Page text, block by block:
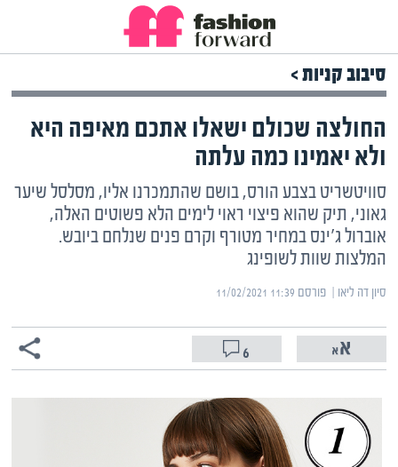
סיבוב קניות >
החולצה שכולם ישאלו אתכם מאיפה היא
ולא יאמינו כמה עלתה
סוויטשריט בצבע הורס, בושם שהתמכרנו אליו, מסלסל שיער
גאוני, תיק שהוא פיצוי ראוי לימים הלא פשוטים האלה,
אוברול ג'ינס במחיר מטורף וקרם פנים שנלחם ביובש.
המלצות שוות לשופינג
סיון דה ליאו | ‏פורסם ‎11/02/2021 11:39
6